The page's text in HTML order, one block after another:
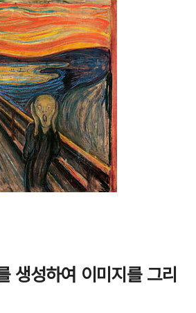
생성하여 이미지를 그리